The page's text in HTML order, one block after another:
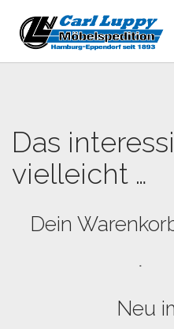
BÜROUMZUG HAMBURG
LAGERUNG
Das
vielleicht …
Dein
Neu